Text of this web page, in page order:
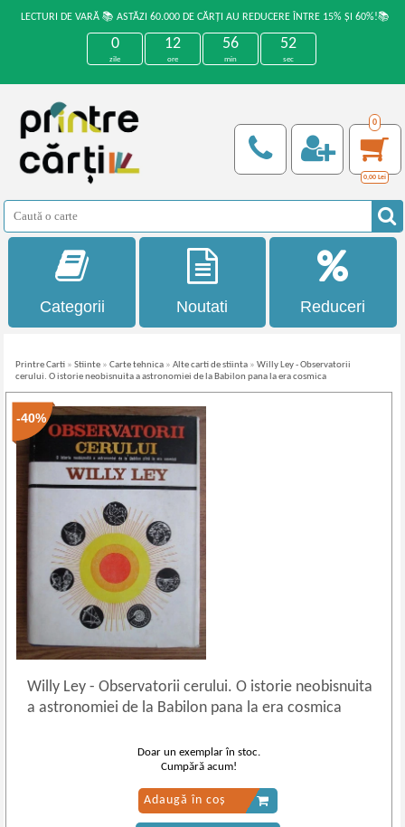
LECTURI DE VARĂ 📚 ASTĂZI 60.000 DE CĂRȚI AU REDUCERE ÎNTRE 15% ȘI 60%!📚
0
zile
12
ore
56
min
52
sec
0
0,00 Lei
Categorii Noutati Reduceri
Printre Carti »Stiinte »Carte tehnica »Alte carti de stiinta »Willy Ley - Observatorii
cerului. O istorie neobisnuita a astronomiei de la Babilon pana la era cosmica
-40%
Willy Ley- Observatorii cerului. O istorie neobisnuita
a astronomiei de la Babilon pana la era cosmica
Doar un exemplar în stoc.
Cumpără acum!
Adaugă în coș